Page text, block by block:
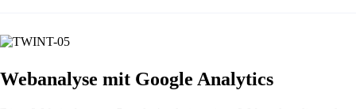
Webanalyse mit Google Analytics